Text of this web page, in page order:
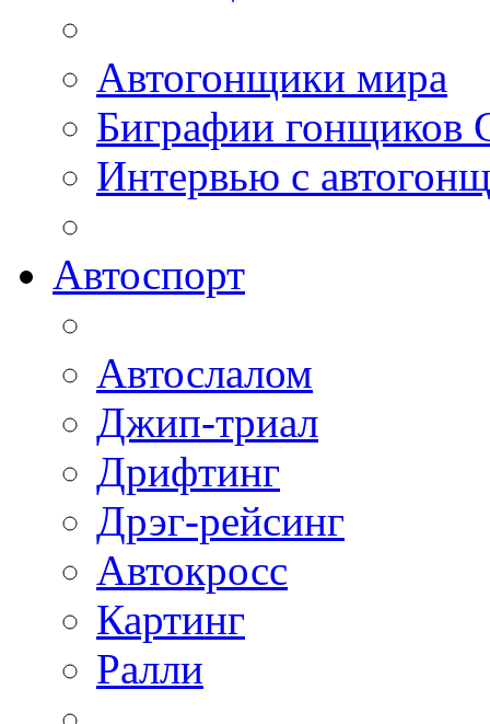
Автогонщики мира
Биграфии гонщиков
Интервью с
Автоспорт
Автослалом
Джип-триал
Дрифтинг
Дрэг-рейсинг
Автокросс
Картинг
Ралли